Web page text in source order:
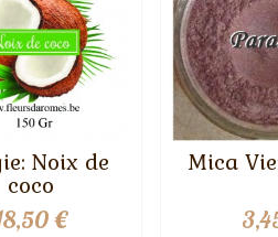
Noix de
coco
€
Mica